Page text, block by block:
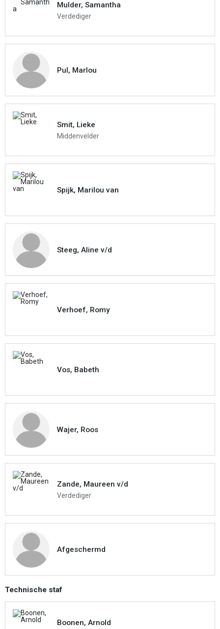
Mulder, Samantha
Verdediger
Pul, Marlou
Smit, Lieke
Middenvelder
Spijk, Marilou van
Steeg, Aline v/d
Verhoef, Romy
Vos, Babeth
Wajer, Roos
Zande, Maureen v/d
Verdediger
Afgeschermd
Technische staf
Boonen, Arnold